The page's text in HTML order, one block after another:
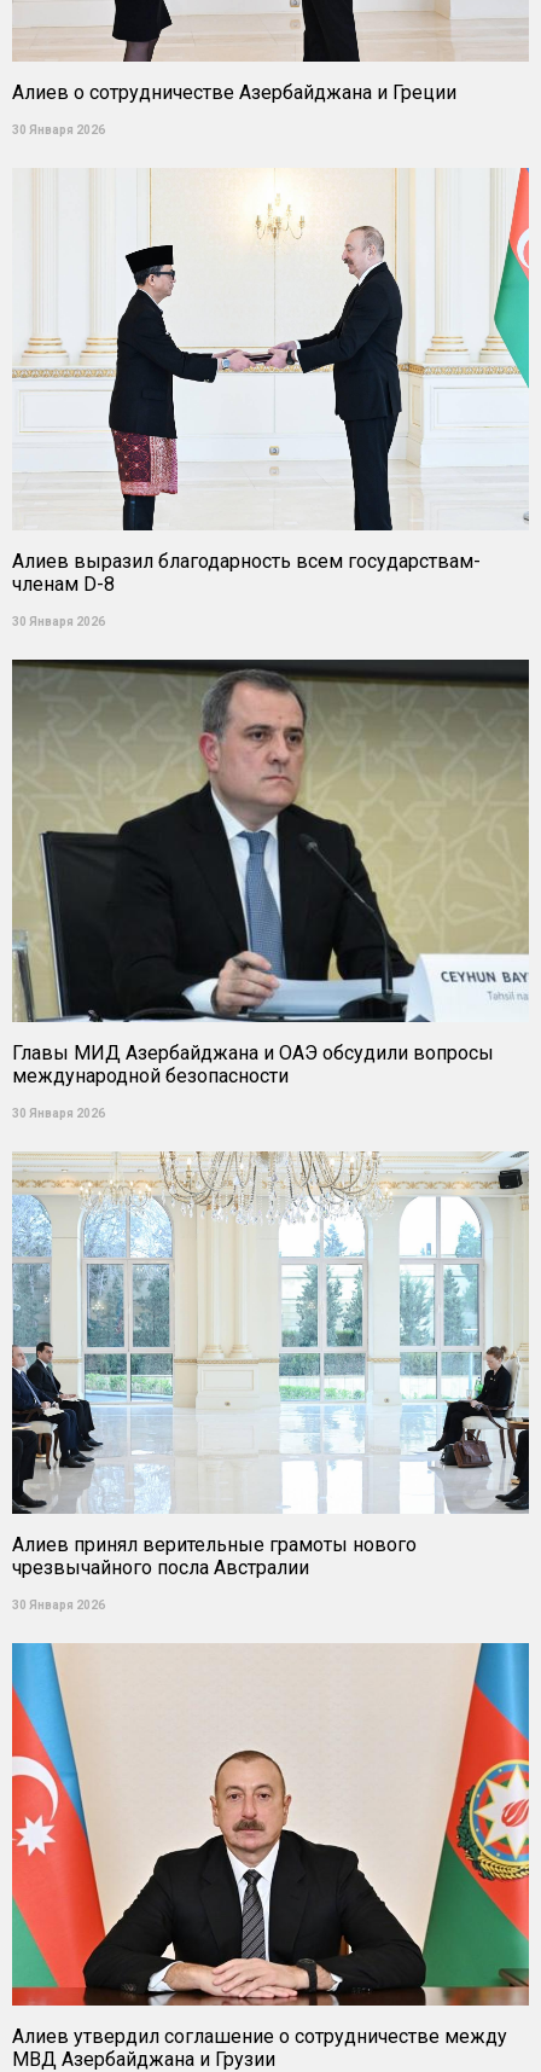
Алиев о сотрудничестве Азербайджана и Греции
30 Января 2026
Алиев выразил благодарность всем государствам-
членам D-8
30 Января 2026
Главы МИД Азербайджана и ОАЭ обсудили вопросы
международной безопасности
30 Января 2026
Алиев принял верительные грамоты нового
чрезвычайного посла Австралии
30 Января 2026
Алиев утвердил соглашение о сотрудничестве между
МВД Азербайджана и Грузии